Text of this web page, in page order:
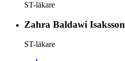
ST-läkare
Zahra Baldawi Isaksson
ST-läkare